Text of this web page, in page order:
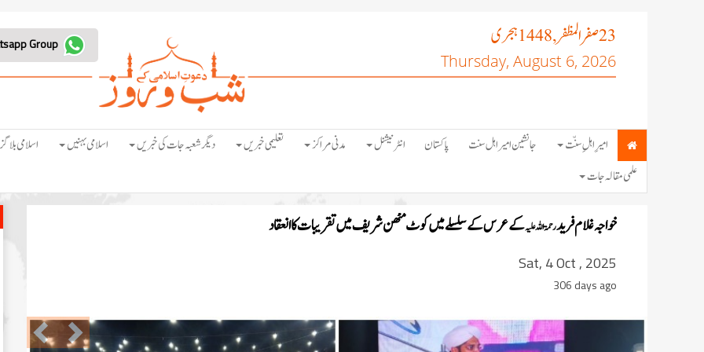
23صفر المظفر, 1448 ہجری
Thursday, August 6, 2026
امیرِ اہلِ سنّت جانشین امیر اہل سنت پاکستان انٹرنیشنل مدنی مراکز تعلیمی خبریں دیگر شعبہ جات کی خبریں اسلامی بہنیں اسلامی بلاگز
علمی مقالہ جات
خواجہ غلام فریدرحمۃاللہ علیہکے عرس کے سلسلے میں کوٹ مٹھن شریف میں تقریبات کا انعقاد
Sat, 4 Oct , 2025
306 days ago
Previous Next